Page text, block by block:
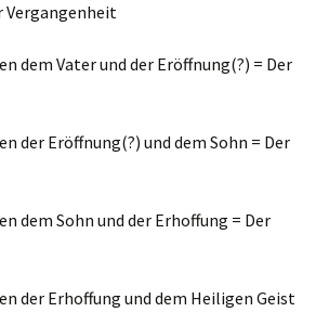
Vergangenheit
dem Vater und der Eröffnung(?) = Der
der Eröffnung(?) und dem Sohn = Der
dem Sohn und der Erhoffung = Der
der Erhoffung und dem Heiligen Geist